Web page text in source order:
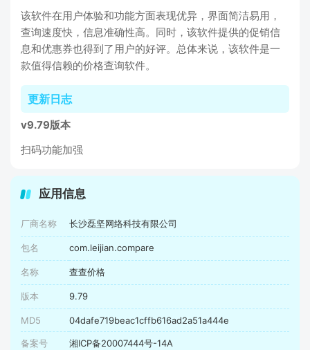
该软件在用户体验和功能方面表现优异，界面简洁易用，
查询速度快，信息准确性高。同时，该软件提供的促销信
息和优惠券也得到了用户的好评。总体来说，该软件是一
款值得信赖的价格查询软件。
更新日志
v9.79版本
扫码功能加强
应用信息
厂商名称 长沙磊坚网络科技有限公司
包名 com.leijian.compare
名称 查查价格
版本 9.79
MD5 04dafe719beac1cffb616ad2a51a444e
备案号 湘ICP备20007444号-14A